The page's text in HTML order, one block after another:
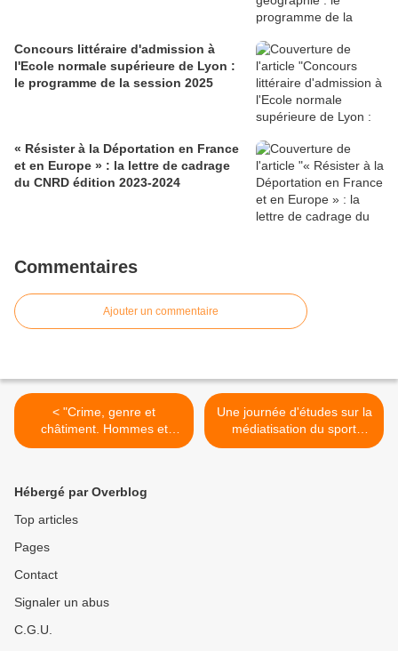
Concours littéraire d'admission à
l'Ecole normale supérieure de Lyon :
le programme de la session 2025
« Résister à la Déportation en France
et en Europe » : la lettre de cadrage
du CNRD édition 2023-2024
Commentaires
Ajouter un commentaire
< "Crime, genre et
châtiment. Hommes et
femmes face à la justice au
28 mars 2024 à 19h
Une journée d'études sur la
médiatisation du sport
"féminin" en 2024 au Kino-
Hébergé par Overblog
Top articles
Pages
Contact
Signaler un abus
C.G.U.